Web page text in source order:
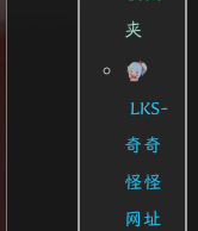
夹
LKS-
奇奇
怪怪
网址